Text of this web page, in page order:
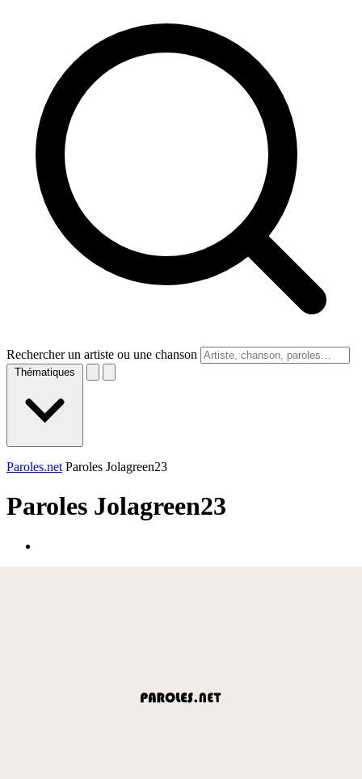
Rechercher un artiste ou une chanson
Thématiques
Paroles.net Paroles Jolagreen23
Paroles Jolagreen23